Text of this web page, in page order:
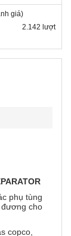
giá)
2.142 lượt
phụ tùng
cho
copco,